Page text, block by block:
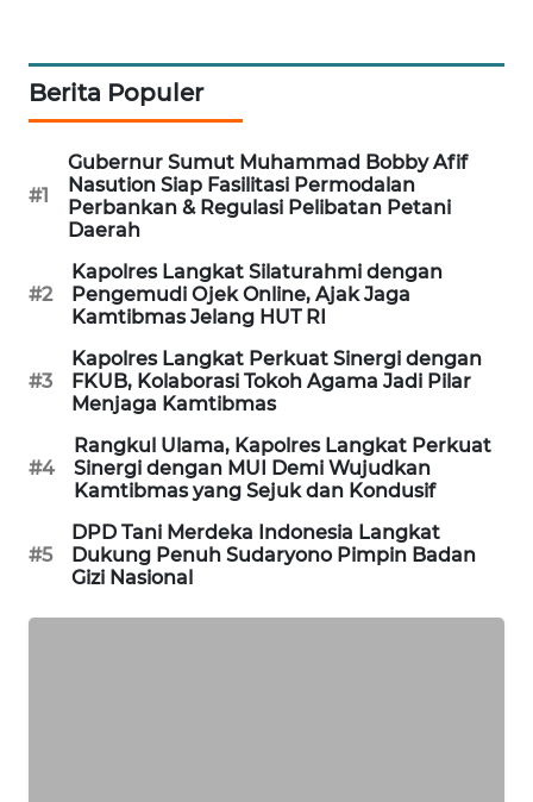
Berita Populer
#1
Gubernur Sumut Muhammad Bobby Afif
Nasution Siap Fasilitasi Permodalan
Perbankan & Regulasi Pelibatan Petani
Daerah
#2
Kapolres Langkat Silaturahmi dengan
Pengemudi Ojek Online, Ajak Jaga
Kamtibmas Jelang HUT RI
#3
Kapolres Langkat Perkuat Sinergi dengan
FKUB, Kolaborasi Tokoh Agama Jadi Pilar
Menjaga Kamtibmas
#4
Rangkul Ulama, Kapolres Langkat Perkuat
Sinergi dengan MUI Demi Wujudkan
Kamtibmas yang Sejuk dan Kondusif
#5
DPD Tani Merdeka Indonesia Langkat
Dukung Penuh Sudaryono Pimpin Badan
Gizi Nasional
FORWAMKI
ALPERKLINAS
FORJASIDA
NEWS
NEWS
NEWS
NEWS